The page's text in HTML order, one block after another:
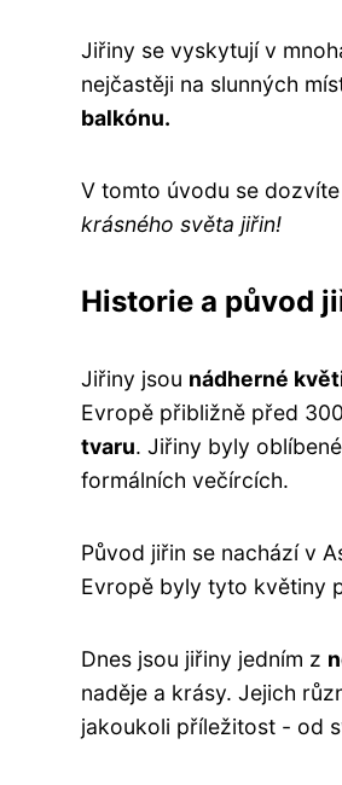
Jiřiny se vyskytují v
nejčastěji na slunných
balkónu.
V tomto úvodu se
krásného světa jiřin!
Historie a původ
Jiřiny jsou nádherné
Evropě přibližně před
tvaru. Jiřiny byly
formálních večírcích.
Původ jiřin se nachází v
Evropě byly tyto květiny
Dnes jsou jiřiny jedním z
naděje a krásy. Jejich
jakoukoli příležitost - od